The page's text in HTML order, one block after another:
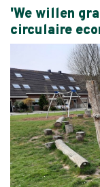
'We willen
circulaire